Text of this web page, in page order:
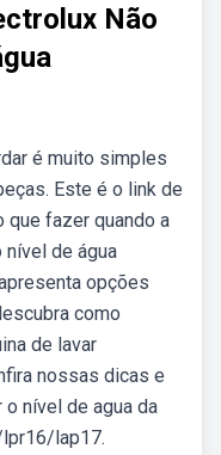
Não
é muito simples
Este é o link de
fazer quando a
nível de água
opções
como
de lavar
nossas dicas e
nível de agua da
lap17.